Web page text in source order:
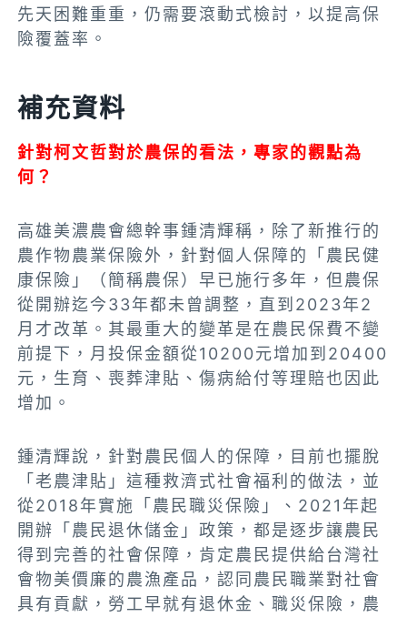
先天困難重重，仍需要滾動式檢討，以提高保
險覆蓋率。
補充資料
針對柯文哲對於農保的看法，專家的觀點為
何？
高雄美濃農會總幹事鍾清輝稱，除了新推行的
農作物農業保險外，針對個人保障的「農民健
康保險」（簡稱農保）早已施行多年，但農保
從開辦迄今33年都未曾調整，直到2023年2
月才改革。其最重大的變革是在農民保費不變
前提下，月投保金額從10200元增加到20400
元，生育、喪葬津貼、傷病給付等理賠也因此
增加。
鍾清輝說，針對農民個人的保障，目前也擺脫
「老農津貼」這種救濟式社會福利的做法，並
從2018年實施「農民職災保險」、2021年起
開辦「農民退休儲金」政策，都是逐步讓農民
得到完善的社會保障，肯定農民提供給台灣社
會物美價廉的農漁產品，認同農民職業對社會
具有貢獻，勞工早就有退休金、職災保險，農